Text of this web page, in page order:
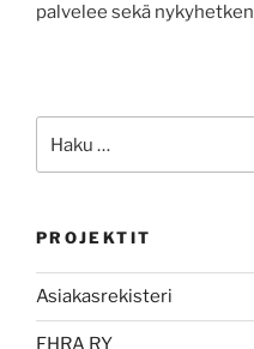
palvelee sekä
PROJEKTIT
Asiakasrekisteri
FHRA RY